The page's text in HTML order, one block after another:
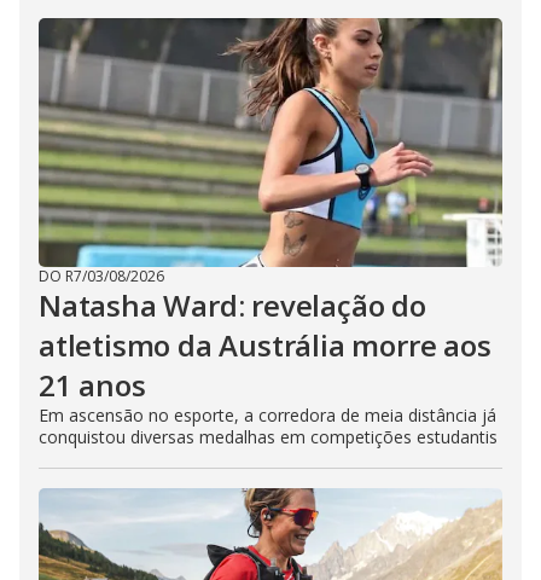
DO R7/03/08/2026
Natasha Ward: revelação do
atletismo da Austrália morre aos
21 anos
Em ascensão no esporte, a corredora de meia distância já
conquistou diversas medalhas em competições estudantis